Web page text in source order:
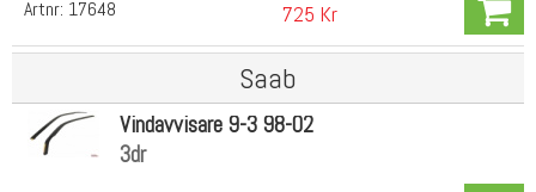
Artnr: 17648 725 Kr
Saab
Vindavvisare 9-3 98-02
3dr